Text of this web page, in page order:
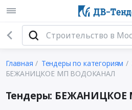
Главная Тендеры по категориям
БЕЖАНИЦКОЕ МП ВОДОКАНАЛ
Тендеры: